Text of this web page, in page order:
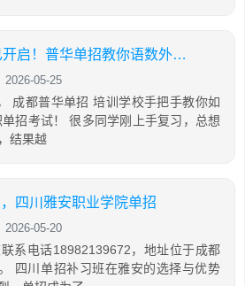
27年四川单招备考已开启！普华单招教你语数外，通用信息技术如何有效备考
2026-05-25
成都普华单招 培训学校手把手教你如
招考试！ 很多同学刚上手复习，总想
结果越
四川雅安职业学院单招
2026-05-20
系电话18982139672，地址位于成都
四川单招补习班在雅安的选择与优势